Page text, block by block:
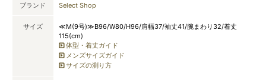
ブランド Select Shop
サイズ
≪M(9号)≫B96/W80/H96/肩幅37/袖丈41/腕まわり32/着丈
115(cm)
体型・着丈ガイド
メンズサイズガイド
サイズの測り方